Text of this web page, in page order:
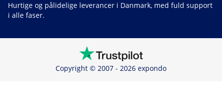
Hurtige og pålidelige leverancer i Danmark, med fuld support
i alle faser.
Copyright © 2007 - 2026 expondo